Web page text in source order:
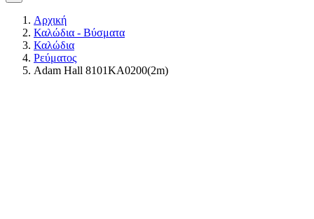
Αρχική
Καλώδια - Βύσματα
Καλώδια
Ρεύματος
Adam Hall 8101KA0200(2m)